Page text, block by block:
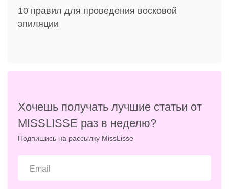
10 правил для проведения восковой
эпиляции
Хочешь получать лучшие статьи от
MISSLISSE раз в неделю?
Подпишись на рассылку MissLisse